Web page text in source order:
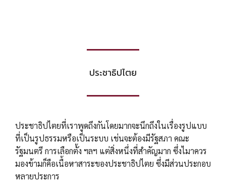
ประชาธิปไตย
ประชาธิปไตยที่เราพูดถึงกันโดยมากจะนึกถึงในเรื่องรูปแบบ
ที่เป็นรูปธรรมหรือเป็นระบบ เช่นจะต้องมีรัฐสภา คณะ
รัฐมนตรี การเลือกตั้ง ฯลฯ แต่สิ่งหนึ่งที่สำคัญมาก ซึ่งไมาควร
มองข้ามก็คือเนื้อหาสาระของประชาธิปไตย ซึ่งมีส่วนประกอบ
หลายประการ